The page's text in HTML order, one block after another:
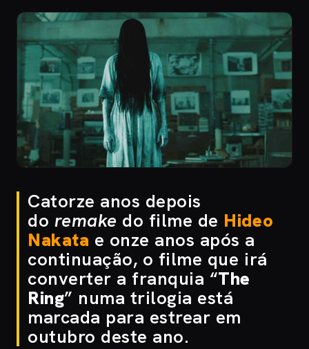
Catorze anos depois
do remake do filme de Hideo
Nakata e onze anos após a
continuação, o filme que irá
converter a franquia “The
Ring” numa trilogia está
marcada para estrear em
outubro deste ano.